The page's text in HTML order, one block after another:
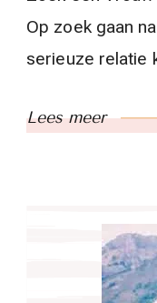
Op zoek gaan
serieuze relatie
Lees meer